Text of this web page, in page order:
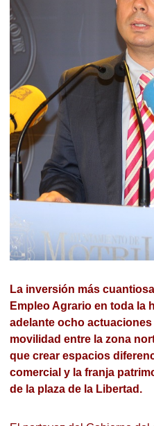
La inversión más
Empleo Agrario en toda la
adelante ocho
movilidad entre la zona
que crear espacios
comercial y la franja
de la plaza de la Libertad.